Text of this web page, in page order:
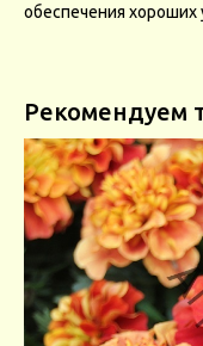
обеспечения хороших
Рекомендуем